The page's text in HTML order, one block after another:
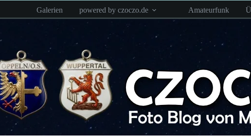
springen
Galerien powered by czoczo.de Amateurfunk